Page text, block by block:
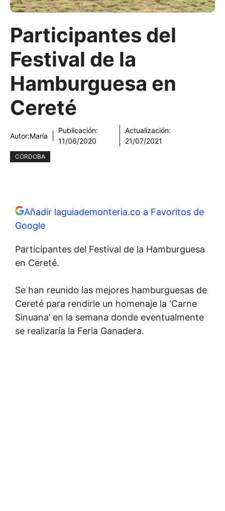
Participantes del
Festival de la
Hamburguesa en
Cereté
Autor:María
Publicación:
11/06/2020
Actualización:
21/07/2021
CÓRDOBA
Añadir laguiademonteria.co a Favoritos de
Google
Participantes del Festival de la Hamburguesa
en Cereté.
Se han reunido las mejores hamburguesas de
Cereté para rendirle un homenaje la ‘Carne
Sinuana’ en la semana donde eventualmente
se realizaría la Feria Ganadera.